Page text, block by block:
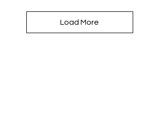
Load More